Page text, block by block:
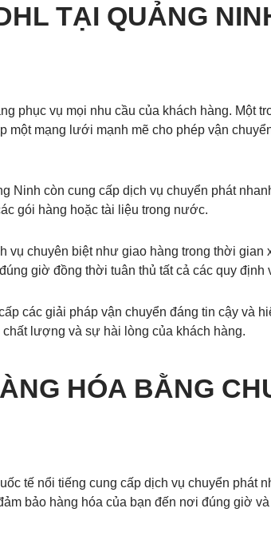
TẠI QUẢNG
phục vụ mọi nhu cầu của khách hàng. Một
một mạng lưới mạnh mẽ cho phép vận
Ninh còn cung cấp dịch vụ chuyển phát
gói hàng hoặc tài liệu trong nước.
vụ chuyên biệt như giao hàng trong thời
giờ đồng thời tuân thủ tất cả các quy định
các giải pháp vận chuyển đáng tin cậy và
lượng và sự hài lòng của khách hàng.
HÓA BẰNG
tế nổi tiếng cung cấp dịch vụ chuyển phát
bảo hàng hóa của bạn đến nơi đúng giờ